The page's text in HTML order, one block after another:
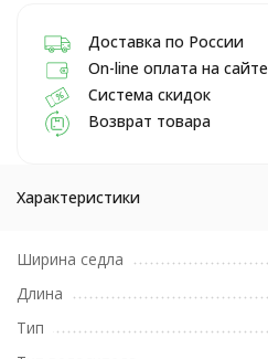
Доставка по России
On-line оплата на сайте
Система скидок
Возврат товара
Характеристики
Ширина седла
Длина
Тип